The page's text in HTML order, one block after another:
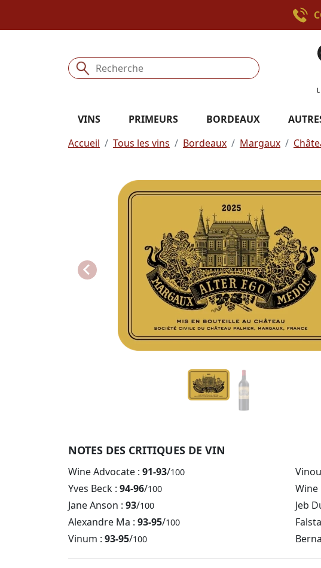
VINS PRIMEURS BORDEAUX
Accueil
Tous les vins Bordeaux Margaux
NOTES DES CRITIQUES DE VIN
Wine Advocate : 91-93/100
Yves Beck : 94-96/100 Wine
Jane Anson : 93/100 Jeb
Alexandre Ma : 93-95/100
Vinum : 93-95/100